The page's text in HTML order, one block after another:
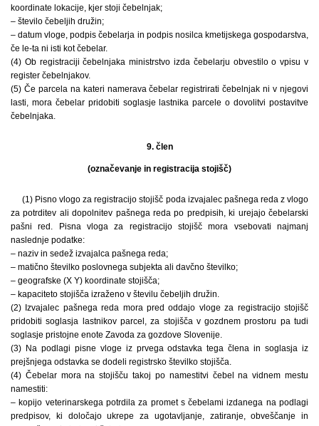
koordinate lokacije, kjer stoji čebelnjak;
– število čebeljih družin;
– datum vloge, podpis čebelarja in podpis nosilca kmetijskega gospodarstva,
če le-ta ni isti kot čebelar.
(4) Ob registraciji čebelnjaka ministrstvo izda čebelarju obvestilo o vpisu v
register čebelnjakov.
(5) Če parcela na kateri namerava čebelar registrirati čebelnjak ni v njegovi
lasti, mora čebelar pridobiti soglasje lastnika parcele o dovolitvi postavitve
čebelnjaka.
9. člen
(označevanje in registracija stojišč)
(1) Pisno vlogo za registracijo stojišč poda izvajalec pašnega reda z vlogo
za potrditev ali dopolnitev pašnega reda po predpisih, ki urejajo čebelarski
pašni red. Pisna vloga za registracijo stojišč mora vsebovati najmanj
naslednje podatke:
– naziv in sedež izvajalca pašnega reda;
– matično številko poslovnega subjekta ali davčno številko;
– geografske (X Y) koordinate stojišča;
– kapaciteto stojišča izraženo v številu čebeljih družin.
(2) Izvajalec pašnega reda mora pred oddajo vloge za registracijo stojišč
pridobiti soglasja lastnikov parcel, za stojišča v gozdnem prostoru pa tudi
soglasje pristojne enote Zavoda za gozdove Slovenije.
(3) Na podlagi pisne vloge iz prvega odstavka tega člena in soglasja iz
prejšnjega odstavka se dodeli registrsko številko stojišča.
(4) Čebelar mora na stojišču takoj po namestitvi čebel na vidnem mestu
namestiti:
– kopijo veterinarskega potrdila za promet s čebelami izdanega na podlagi
predpisov, ki določajo ukrepe za ugotavljanje, zatiranje, obveščanje in